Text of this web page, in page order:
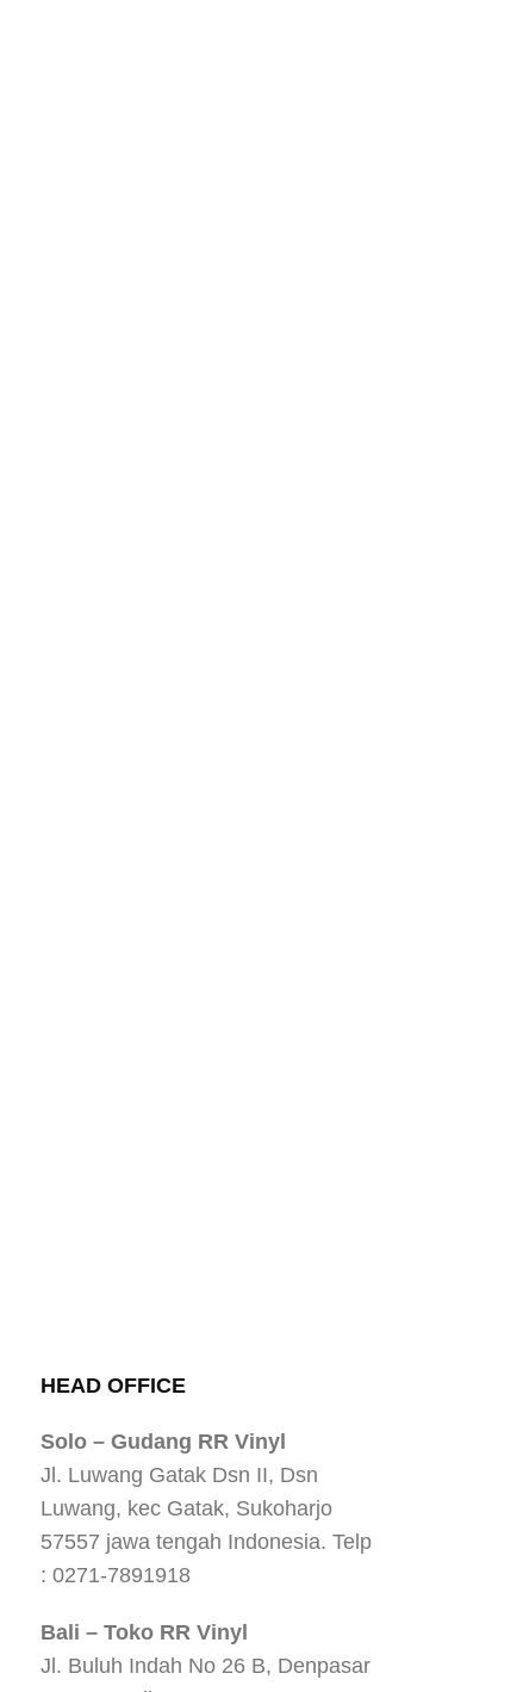
HEAD OFFICE
Solo – Gudang RR Vinyl
Jl. Luwang Gatak Dsn II, Dsn
Luwang, kec Gatak, Sukoharjo
57557 jawa tengah Indonesia. Telp
: 0271-7891918
Bali – Toko RR Vinyl
Jl. Buluh Indah No 26 B, Denpasar